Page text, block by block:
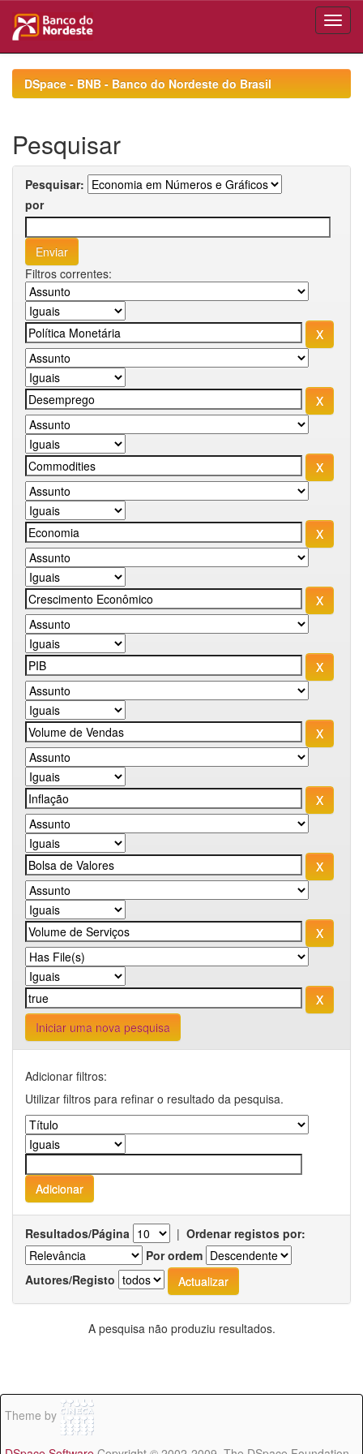
navigationDSpace - BNB - Banco do Nordeste do Brasil
Pesquisar
Pesquisar:
por
Filtros correntes:
Iniciar uma nova pesquisa
Adicionar filtros:
Utilizar filtros para refinar o resultado da pesquisa.
Resultados/Página | Ordenar registos por:
Por ordem
Autores/Registo
A pesquisa não produziu resultados.
Theme by